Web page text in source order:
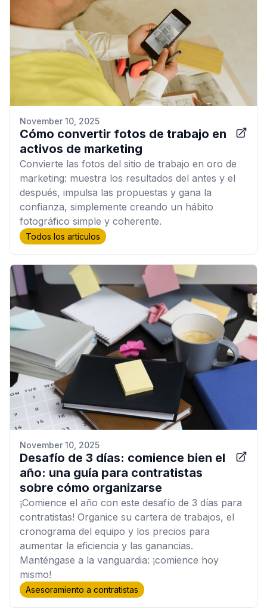
November 10, 2025
Cómo convertir fotos de trabajo en
activos de marketing
Convierte las fotos del sitio de trabajo en oro de
marketing: muestra los resultados del antes y el
después, impulsa las propuestas y gana la
confianza, simplemente creando un hábito
fotográfico simple y coherente.
Todos los artículos
November 10, 2025
Desafío de 3 días: comience bien el
año: una guía para contratistas
sobre cómo organizarse
¡Comience el año con este desafío de 3 días para
contratistas! Organice su cartera de trabajos, el
cronograma del equipo y los precios para
aumentar la eficiencia y las ganancias.
Manténgase a la vanguardia: ¡comience hoy
mismo!
Asesoramiento a contratistas